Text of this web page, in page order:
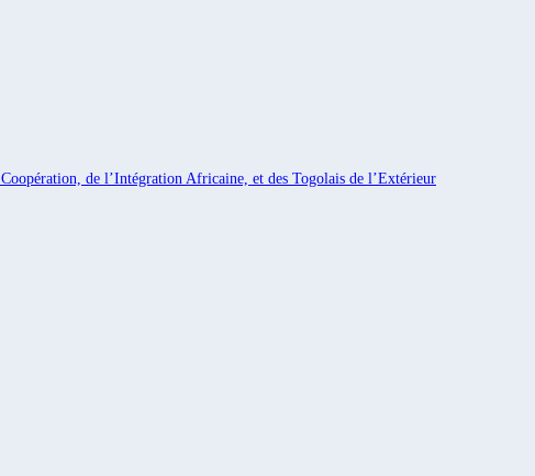
de l’Intégration Africaine, et des Togolais de l’Extérieur